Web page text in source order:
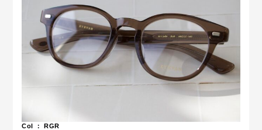
Col ： RGR